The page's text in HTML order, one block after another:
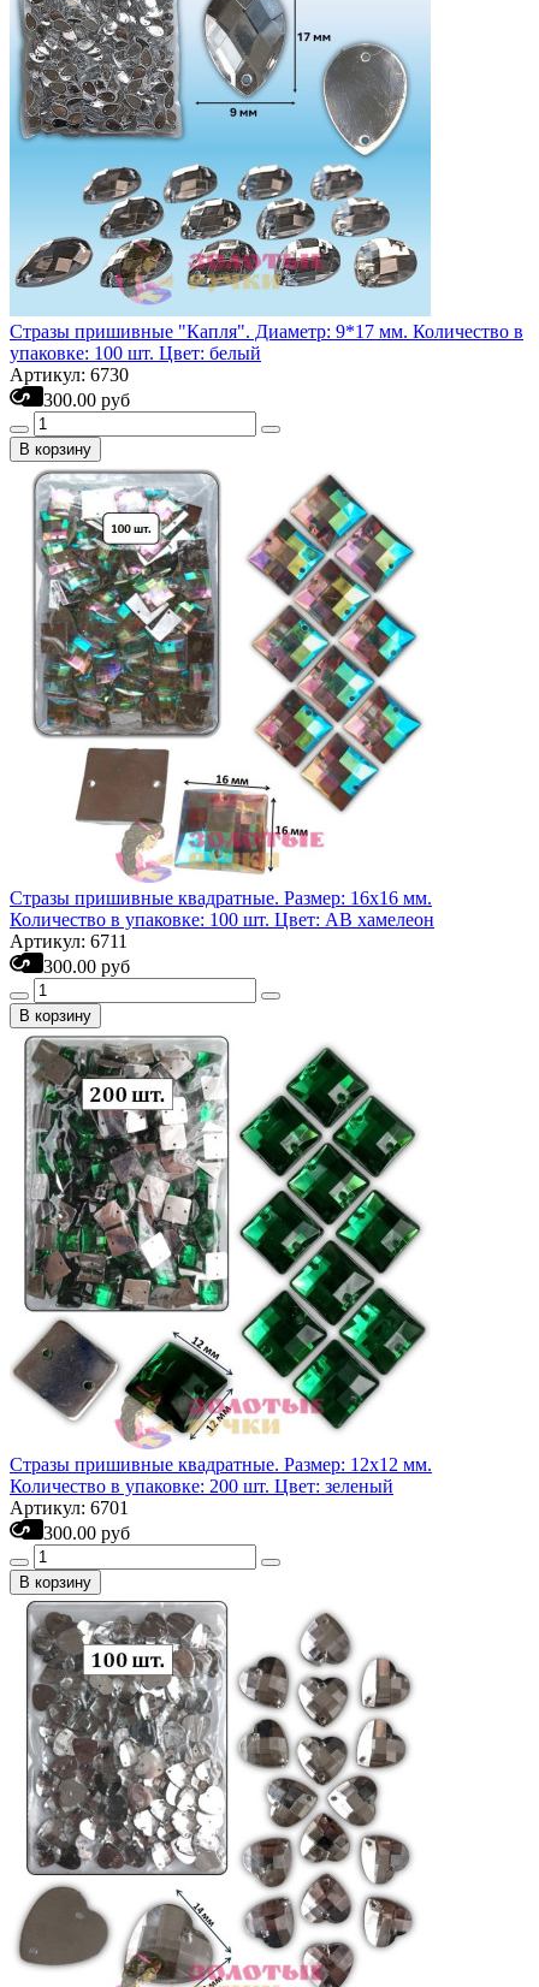
Стразы пришивные "Капля". Диаметр: 9*17 мм. Количество в
упаковке: 100 шт. Цвет: белый
Артикул: 6730
300.00 руб
В корзину
Стразы пришивные квадратные. Размер: 16х16 мм.
Количество в упаковке: 100 шт. Цвет: АВ хамелеон
Артикул: 6711
300.00 руб
В корзину
Стразы пришивные квадратные. Размер: 12х12 мм.
Количество в упаковке: 200 шт. Цвет: зеленый
Артикул: 6701
300.00 руб
В корзину